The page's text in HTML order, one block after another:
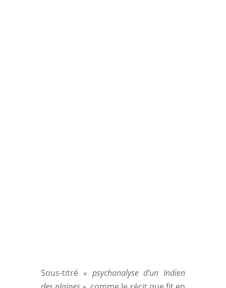
Sous-titré « psychanalyse d’un Indien